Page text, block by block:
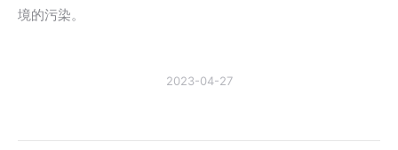
境的污染。
2023-04-27